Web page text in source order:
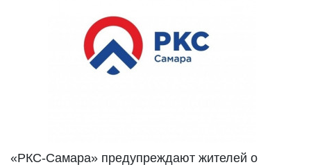
«РКС-Самара» предупреждают жителей о